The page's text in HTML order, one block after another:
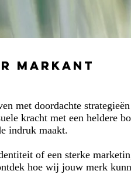
van Markant
Markant
met doordachte
kracht met een heldere
indruk maakt.
of een sterke
hoe wij jouw merk